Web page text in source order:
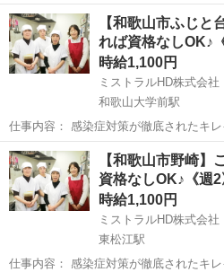
【和歌山市ふじと
れば資格なしOK♪
時給1,100円
ミストラルHD株式会社
和歌山大学前駅
仕事内容： 感染症対策が徹底されたキ
業務をお願いします。 ご家庭で料理の
す！ 【仕事詳細】 (1)調理補助・配膳・洗浄 …温め、盛付けなど簡単
な業務をお願いします。 ...
和歌山 和歌山市 和歌山大学前駅
【和歌山市野崎】
資格なしOK♪《週
時給1,100円
ミストラルHD株式会社
東松江駅
仕事内容： 感染症対策が徹底されたキ